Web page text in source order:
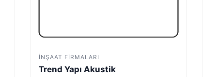
İNŞAAT FIRMALARI
Trend Yapı Akustik